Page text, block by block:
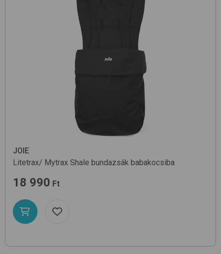
JOIE
Litetrax/ Mytrax Shale bundazsák babakocsiba
18 990 Ft